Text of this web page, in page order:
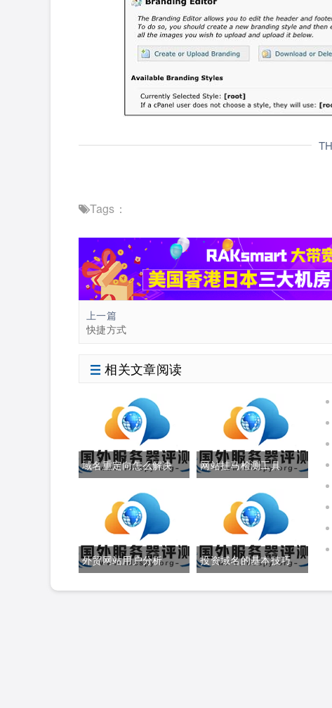
Tags：
上一篇
快捷方式
相关文章阅读
域名重定向怎么解决 网站挂马检测工具
外贸网站用户分析 投资域名的基本技巧